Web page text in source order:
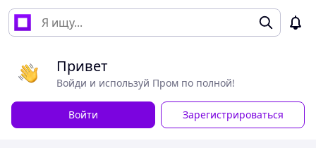
Привет
Войди и используй Пром по полной!
Войти Зарегистрироваться